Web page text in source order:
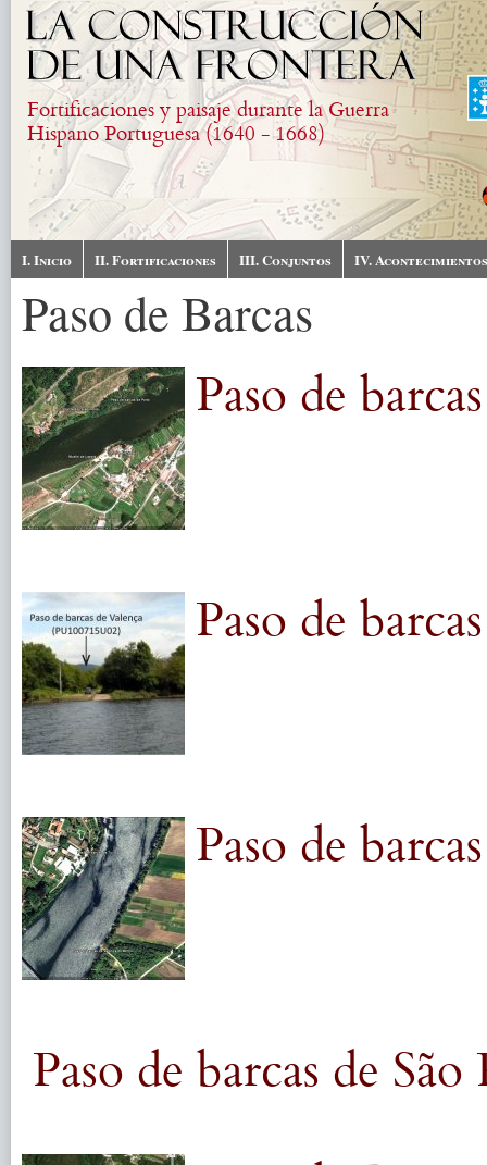
Skip to main content
Fortificaciones y paisaje durante la Guerra
Hispano Portuguesa (1640 - 1668)
I. Inicio II. Fortificaciones III. Conjuntos IV. Acontecimientos
Paso de Barcas
Paso de
Paso de
Paso de
Paso de barcas de